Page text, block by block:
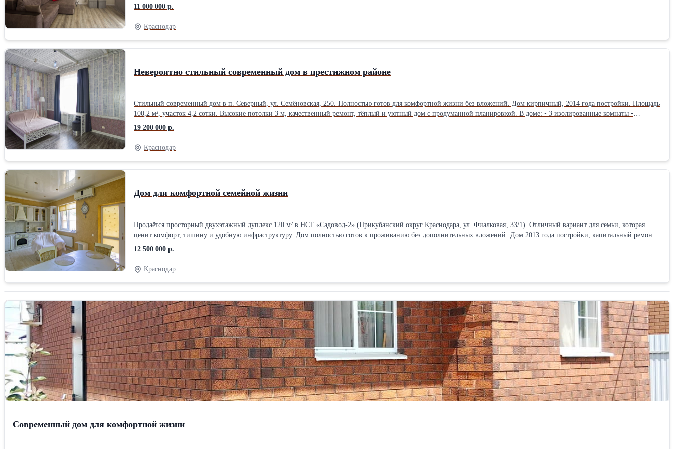
кондиционеры и часть мебели. Качественное строительство: газобетон и кирпич с утеплением, ленточный фундамент, утеплённая кровля, металлопластиковые окна.
Коммуникации: • электричество 15 кВт; • скважина 30 м; • септик 8 м³; • бойлер 80 л; • оптоволоконный интернет; • газ проходит по меже. Участок благоустроен:
бетонный двор, огород, сад, виноград, клубника и розы. Фасад 20 м, удобный заезд. Отличное расположение с выездом на Ейское и Ростовское шоссе. До детского сада
200 м, до школы 1 км. Тихий зелёный район с хорошими соседями и чистым воздухом.
11 000 000 р.
Краснодар
Невероятно стильный современный дом в престижном районе
Стильный современный дом в п. Северный, ул. Семёновская, 250. Полностью готов для комфортной жизни без вложений. Дом кирпичный, 2014 года постройки. Площадь
100,2 м², участок 4,2 сотки. Высокие потолки 3 м, качественный ремонт, тёплый и уютный дом с продуманной планировкой. В доме: • 3 изолированные комнаты •
просторная кухня-гостиная 55,6 м² • санузел в керамограните • вся мебель и техника остаются • сплит-системы, газ, оптоволоконный интернет, сигнализация
Коммуникации: • газовое отопление • собственная скважина 35 м • септик 15 м³ • электричество 15 кВт Участок благоустроен: • двор в брусчатке • откатные ворота • два
навеса • терраса и зона отдыха • сад с розами Тихая тупиковая улица с асфальтом. Рядом магазины, рынок, аптеки, остановки, детские и спортивные площадки. Школа и
школьный автобус рядом. До ТРЦ Красная Площадь несколько минут на машине. Отличный вариант для семьи, которая ищет готовый дом в спокойном и развитом районе
Краснодара.
19 200 000 р.
Краснодар
Дом для комфортной семейной жизни
Продаётся просторный двухэтажный дуплекс 120 м² в НСТ «Садовод-2» (Прикубанский округ Краснодара, ул. Фиалковая, 33/1). Отличный вариант для семьи, которая
ценит комфорт, тишину и удобную инфраструктуру. Дом полностью готов к проживанию без дополнительных вложений. Дом 2013 года постройки, капитальный ремонт
выполнен в 2018 году. Стены кирпичные с утеплением, крыша утеплена минватой, высота потолков — 3 метра. Благодаря качественным материалам в доме тепло зимой и
комфортно летом. Планировка удобная и функциональная: - на первом этаже расположены просторная кухня-гостиная 24 м² с выходом во двор и санузел с душевой; - на
втором этаже - 3 изолированные спальни и второй санузел с ванной. В доме остаётся мебель и техника: кухонный гарнитур, кондиционеры, кровати, шкафы и часть
бытовой техники. Установлены натяжные потолки, металлопластиковые окна, качественная лестница и стальная входная дверь. Все коммуникации подключены:
центральный газ, электричество 10 кВт, скважина 28 м, септик 8 м³, интернет. Участок 2 сотки, двор вымощен плиткой, установлен кирпичный забор и автоматические
транспорта, детские и спортивные площадки. Удобный выезд в сторону центра Краснодара и морского побережья.
12 500 000 р.
Краснодар
Современный дом для комфортной жизни